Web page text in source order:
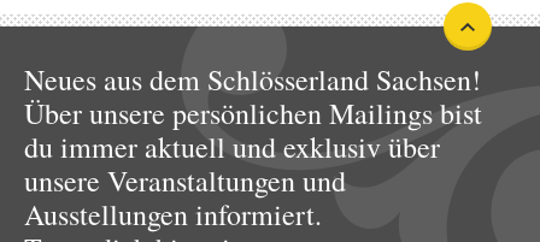
Neues aus dem Schlösserland Sachsen!
Über unsere persönlichen Mailings bist
du immer aktuell und exklusiv über
unsere Veranstaltungen und
Ausstellungen informiert.